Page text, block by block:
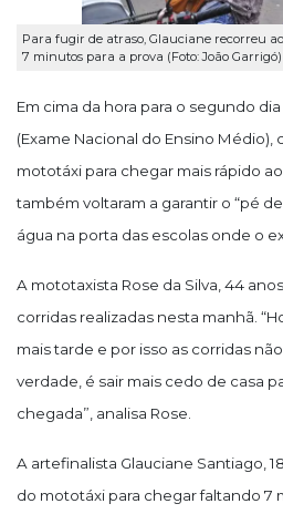
Para fugir de atraso, Glauciane recorreu
7 minutos para a prova (Foto: João Garrigó)
Em cima da hora para o segundo
(Exame Nacional do Ensino
mototáxi para chegar mais rápido
também voltaram a garantir o “pé
água na porta das escolas onde o
A mototaxista Rose da Silva, 44
corridas realizadas nesta manhã.
mais tarde e por isso as corridas
verdade, é sair mais cedo de casa
chegada”, analisa Rose.
A artefinalista Glauciane Santiago,
do mototáxi para chegar faltando 7